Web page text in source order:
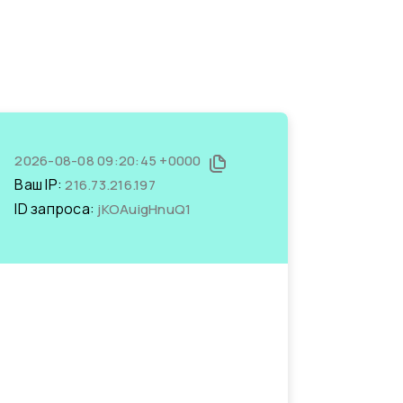
2026-08-08 09:20:45 +0000
Ваш IP:216.73.216.197
ID запроса: jKOAuigHnuQ1